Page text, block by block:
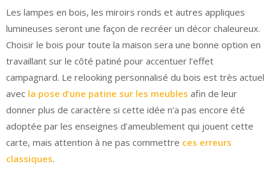
Les lampes en bois, les miroirs ronds et autres appliques
lumineuses seront une façon de recréer un décor chaleureux.
Choisir le bois pour toute la maison sera une bonne option en
travaillant sur le côté patiné pour accentuer l’effet
campagnard. Le relooking personnalisé du bois est très actuel
avec la pose d’une patine sur les meubles afin de leur
donner plus de caractère si cette idée n’a pas encore été
adoptée par les enseignes d’ameublement qui jouent cette
carte, mais attention à ne pas commettre ces erreurs
classiques.